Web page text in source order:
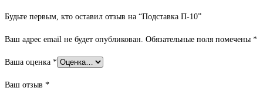
Будьте первым, кто оставил отзыв на “Подставка П-10”
Ваш адрес email не будет опубликован. Обязательные поля помечены *
Ваша оценка *
Ваш отзыв *